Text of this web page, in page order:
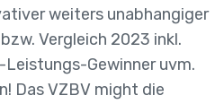
weiters unabhangiger
Vergleich 2023 inkl.
Leistungs-Gewinner uvm.
Das VZBV might die